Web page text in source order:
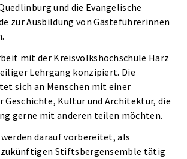
und die Evangelische
zur Ausbildung von Gästeführerinnen
mit der Kreisvolkshochschule Harz
Lehrgang konzipiert. Die
sich an Menschen mit einer
Geschichte, Kultur und Architektur, die
gerne mit anderen teilen möchten.
darauf vorbereitet, als
Stiftsbergensemble tätig